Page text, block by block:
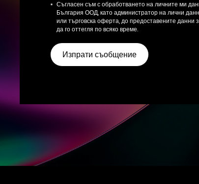
Съгласен съм с обработването на личните ми
България ООД, като администратор на лични
или търговска оферта, до предоставените данни
да го оттегля по всяко време.